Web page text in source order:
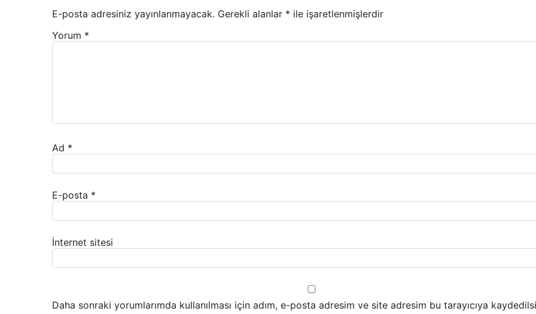
E-posta adresiniz yayınlanmayacak. Gerekli alanlar * ile işaretlenmişlerdir
Yorum *
Ad *
E-posta *
İnternet sitesi
Daha sonraki yorumlarımda kullanılması için adım, e-posta adresim ve site adresim bu tarayıcıya